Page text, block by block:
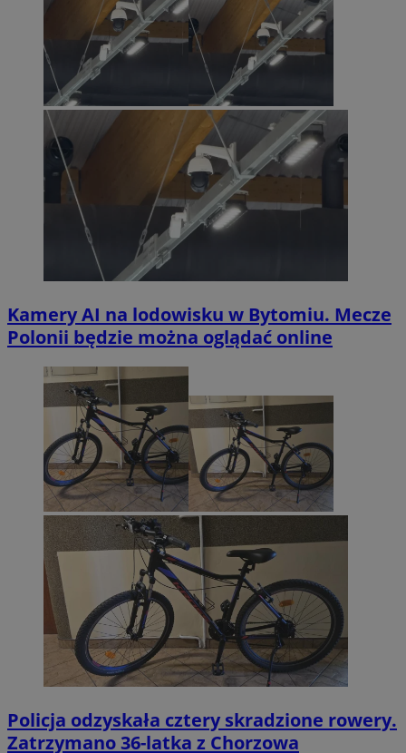
Kamery AI na lodowisku w Bytomiu. Mecze
Polonii będzie można oglądać online
Policja odzyskała cztery skradzione rowery.
Zatrzymano 36-latka z Chorzowa